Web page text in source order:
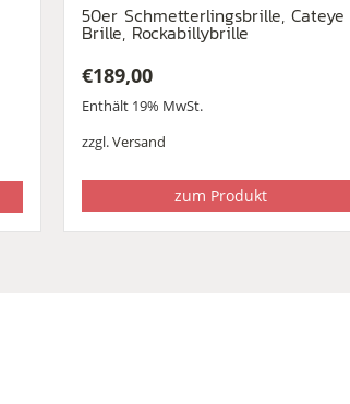
50er Schmetterlingsbrille, Cateye
Brille, Rockabillybrille
€189,00
Enthält 19% MwSt.
zzgl.Versand
zum Produkt